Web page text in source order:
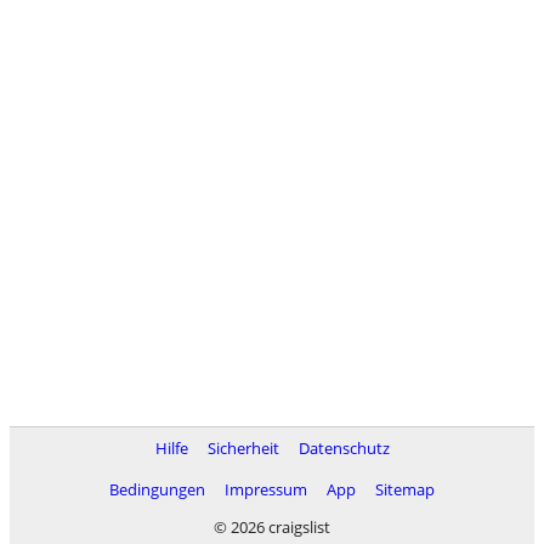
Hilfe Sicherheit
Datenschutz
Bedingungen
Impressum App
Sitemap
© 2026 craigslist